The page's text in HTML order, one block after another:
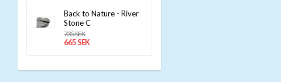
Back to Nature - River
Stone C
735 SEK
665 SEK